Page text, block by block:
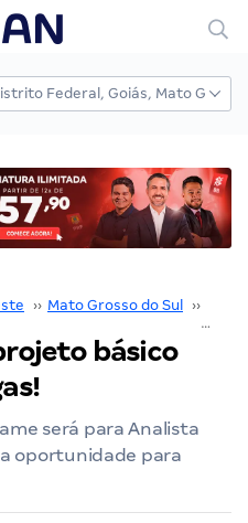
›› Mato Grosso do Sul ››
básico
será para Analista
oportunidade para